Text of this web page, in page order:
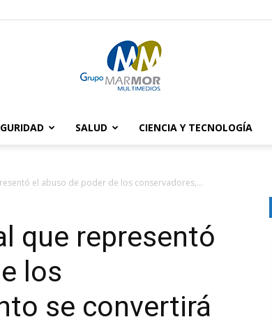
Marmor
SALUD CIENCIA Y TECNOLOGÍA
el abuso de poder de los conservadores,...
que representó
los
se convertirá